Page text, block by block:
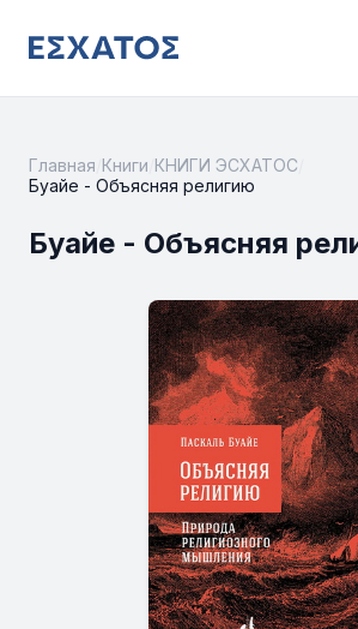
Главная Книги КНИГИ ЭСХАТОС
Буайе - Объясняя религию
Буайе - Объясняя